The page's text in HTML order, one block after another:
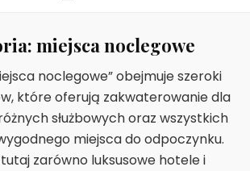
miejsca noclegowe
noclegowe” obejmuje szeroki
które oferują zakwaterowanie dla
służbowych oraz wszystkich
miejsca do odpoczynku.
tutaj zarówno luksusowe hotele i